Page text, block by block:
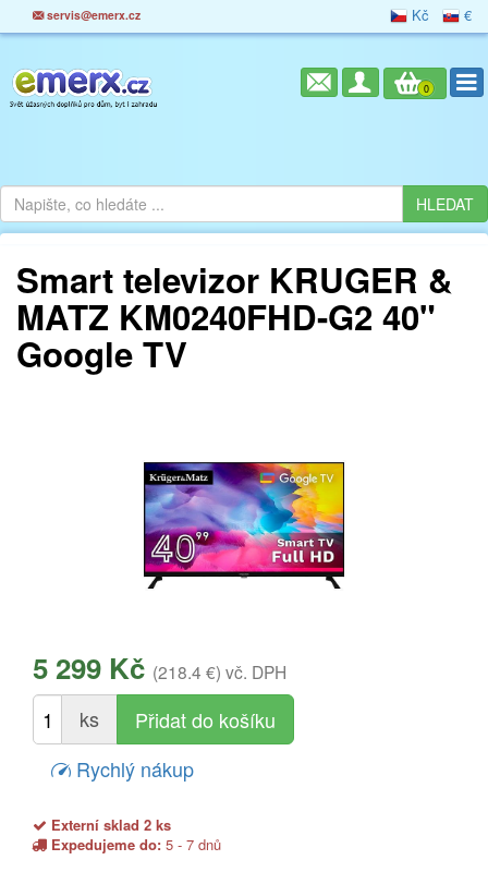
servis@emerx.cz Kč €
0
Smart televizor KRUGER &
MATZ KM0240FHD-G2 40"
Google TV
5 299 Kč (218.4 €) vč. DPH
ks
Rychlý nákup
Externí sklad 2 ks
Expedujeme do: 5 - 7 dnů